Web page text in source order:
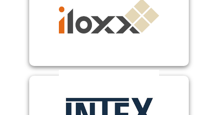
Iloxx
internationalem Versand